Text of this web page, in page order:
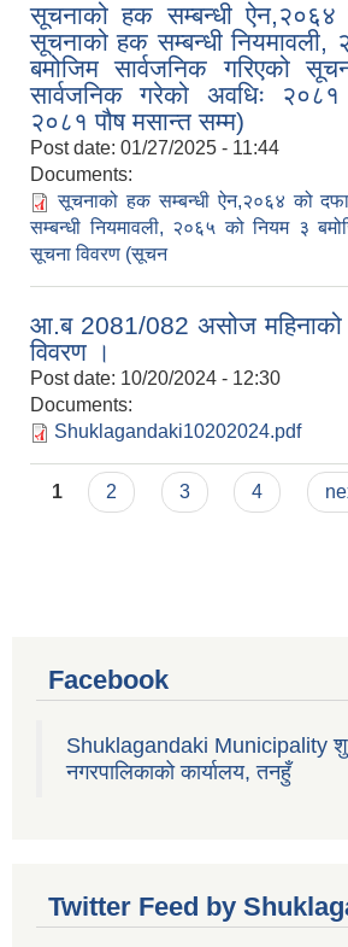
सूचनाको हक सम्बन्धी
सूचनाको हक सम्बन्धी
बमोजिम सार्वजनिक गरिएको
सार्वजनिक गरेको अवधिः
२०८१ पौष मसान्त सम्म)
Post date: 01/27/2025 - 11:44
Documents:
सूचनाको हक सम्बन्धी ऐन,२०६४ को
सम्बन्धी नियमावली, २०६५ को नियम ३
सूचना विवरण (सूचन
आ.ब 2081/082 असोज महिनाको
विवरण ।
Post date: 10/20/2024 - 12:30
Documents:
Shuklagandaki10202024.pdf
Pages
1 2 3 4
Facebook
Shuklagandaki Municipality
नगरपालिकाको कार्यालय, तनहुँ
Twitter Feed by